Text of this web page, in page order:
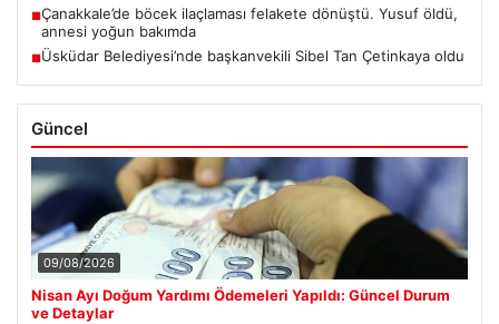
■Çanakkale’de böcek ilaçlaması felakete dönüştü. Yusuf öldü,
annesi yoğun bakımda
■Üsküdar Belediyesi’nde başkanvekili Sibel Tan Çetinkaya oldu
Güncel
09/08/2026
Nisan Ayı Doğum Yardımı Ödemeleri Yapıldı: Güncel Durum
ve Detaylar